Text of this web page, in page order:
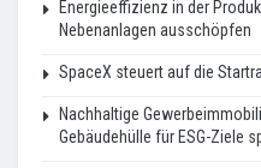
Energieeffizienz in der
Nebenanlagen ausschöpfen
SpaceX steuert auf die
Nachhaltige
Gebäudehülle für ESG-Ziele